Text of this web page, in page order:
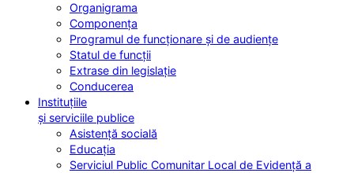
Organigrama
Componența
Programul de funcționare și de audiențe
Statul de funcții
Extrase din legislație
Conducerea
Instituțiile
și serviciile publice
Asistență socială
Educația
Serviciul Public Comunitar Local de Evidență a